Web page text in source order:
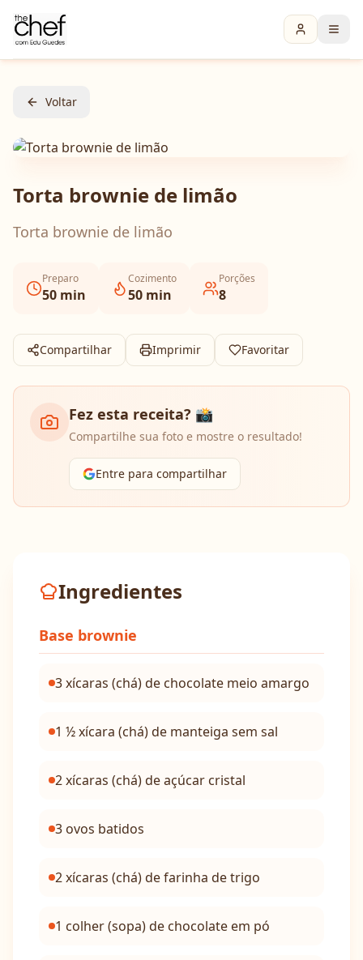
Voltar
Torta brownie de limão
Torta brownie de limão
Preparo
50 min
Cozimento
50 min
Porções
8
Compartilhar Imprimir Favoritar
Fez esta receita? 📸
Compartilhe sua foto e mostre o resultado!
Entre para compartilhar
Ingredientes
Base brownie
3 xícaras (chá) de chocolate meio amargo
1 ½ xícara (chá) de manteiga sem sal
2 xícaras (chá) de açúcar cristal
3 ovos batidos
2 xícaras (chá) de farinha de trigo
1 colher (sopa) de chocolate em pó